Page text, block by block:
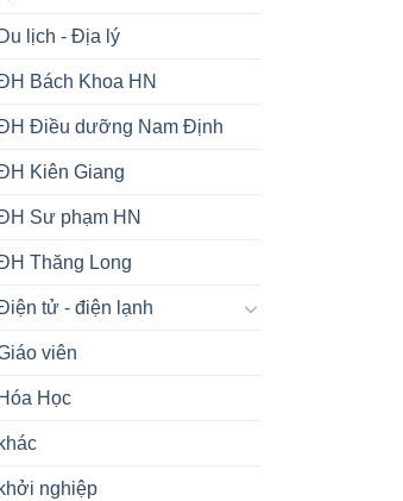
lịch - Địa lý
Bách Khoa HN
Điều dưỡng Nam Định
Kiên Giang
Sư phạm HN
Thăng Long
tử - điện lạnh
viên
Học
nghiệp